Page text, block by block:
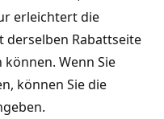
erleichtert die
derselben Rabattseite
Wenn Sie
können Sie die